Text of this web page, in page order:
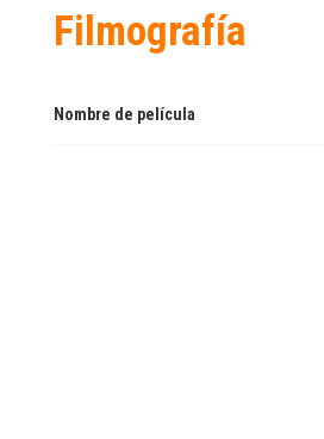
Filmografía
Nombre de película